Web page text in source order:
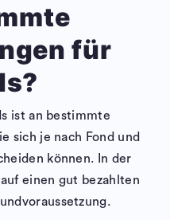
für
ist an bestimmte
sich je nach Fond und
können. In der
einen gut bezahlten